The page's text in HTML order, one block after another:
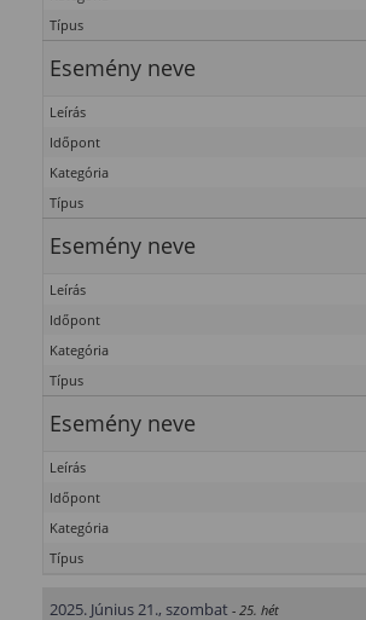
Típus
Esemény neve
Leírás
Időpont
Kategória
Típus
Esemény neve
Leírás
Időpont
Kategória
Típus
Esemény neve
Leírás
Időpont
Kategória
Típus
2025. Június 21., szombat - 25. hét